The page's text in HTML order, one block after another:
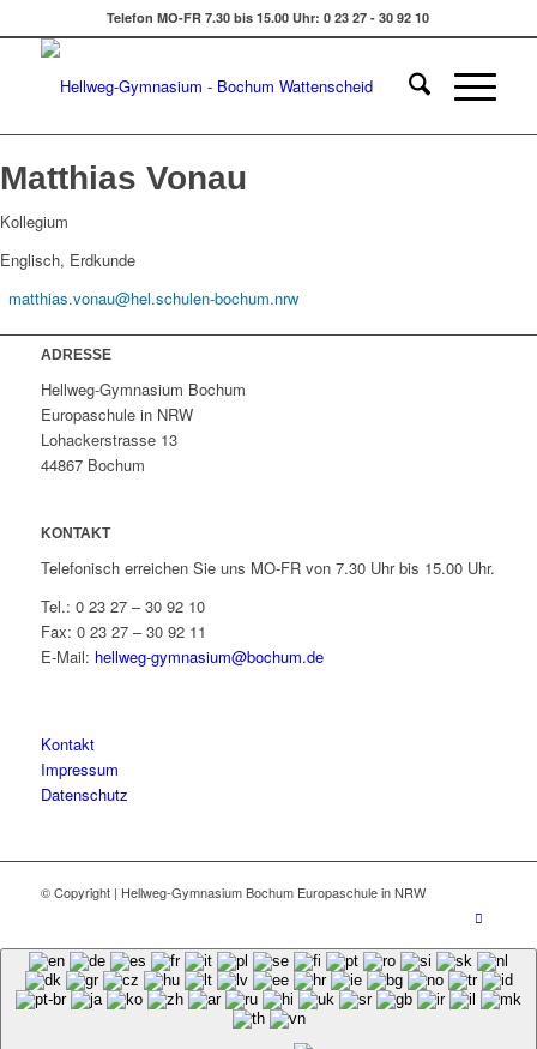
Telefon MO-FR 7.30 bis 15.00 Uhr: 0 23 27 - 30 92 10
Matthias Vonau
Kollegium
Englisch, Erdkunde
matthias.vonau@hel.schulen-bochum.nrw
ADRESSE
Hellweg-Gymnasium Bochum
Europaschule in NRW
Lohackerstrasse 13
44867 Bochum
KONTAKT
Telefonisch erreichen Sie uns MO-FR von 7.30 Uhr bis 15.00 Uhr.
Tel.: 0 23 27 – 30 92 10
Fax: 0 23 27 – 30 92 11
E-Mail: hellweg-gymnasium@bochum.de
Kontakt
Impressum
Datenschutz
© Copyright | Hellweg-Gymnasium Bochum Europaschule in NRW